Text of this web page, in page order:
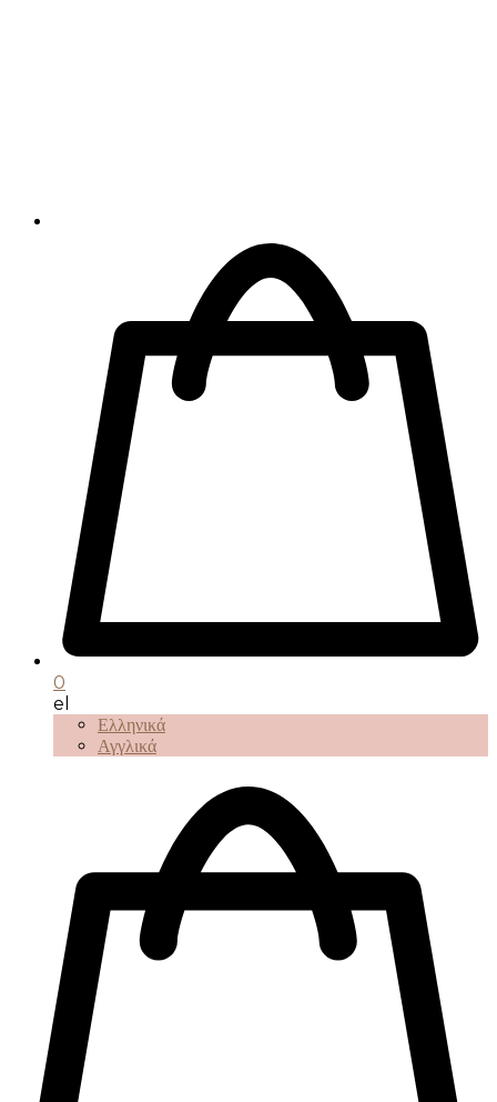
0
el
Ελληνικά
Αγγλικά